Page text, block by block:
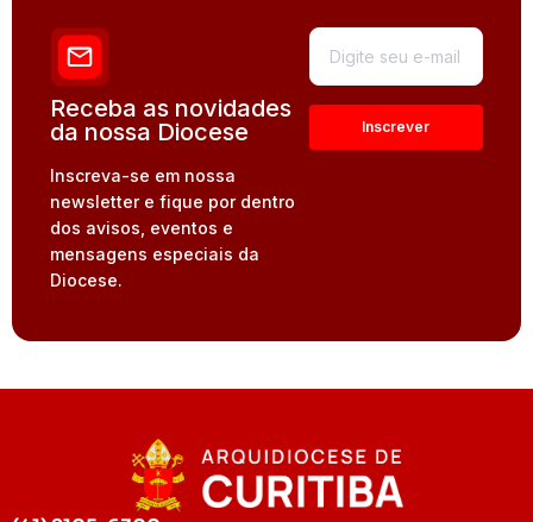
Receba as novidades
da nossa Diocese
Inscreva-se em nossa
newsletter e fique por dentro
dos avisos, eventos e
mensagens especiais da
Diocese.